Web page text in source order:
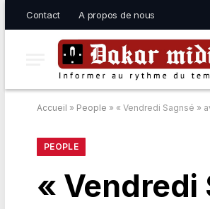
Contact A propos de nous
Accueil » People » « Vendredi Sagnsé »
PEOPLE
« Vendredi